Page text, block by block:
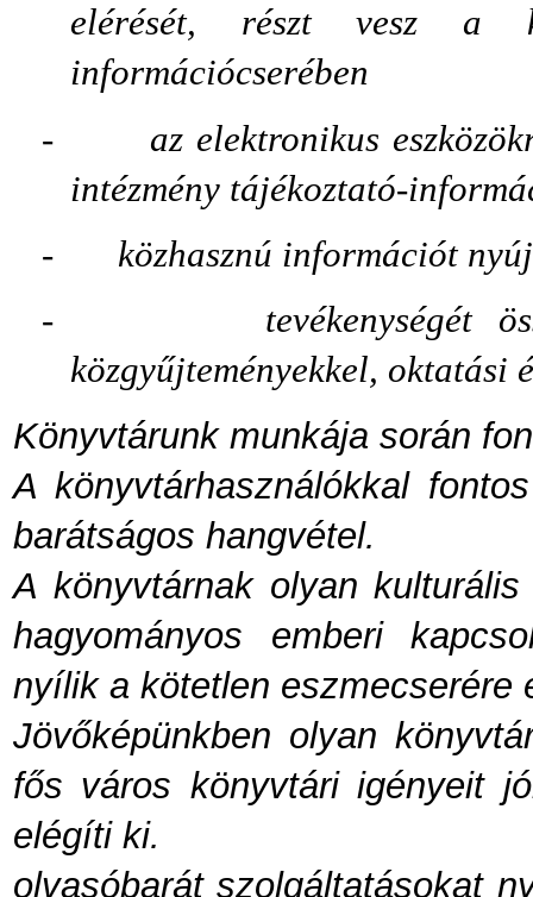
elérését, részt vesz a
információcserében
-
az elektronikus
intézmény tájékoztató-
-
közhasznú információt
-
tevékenységét
közgyűjteményekkel, oktatási
Könyvtárunk munkája során
A könyvtárhasználókkal
barátságos hangvétel.
A könyvtárnak olyan
hagyományos emberi
nyílik a kötetlen eszmecserére
Jövőképünkben olyan
fős város könyvtári igényeit
elégíti ki.
olvasóbarát szolgáltatásokat